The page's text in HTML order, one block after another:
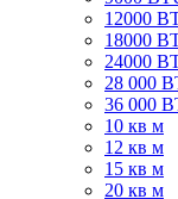
12000
18000
24000
28 000
36 000
10 кв м
12 кв м
15 кв м
20 кв м